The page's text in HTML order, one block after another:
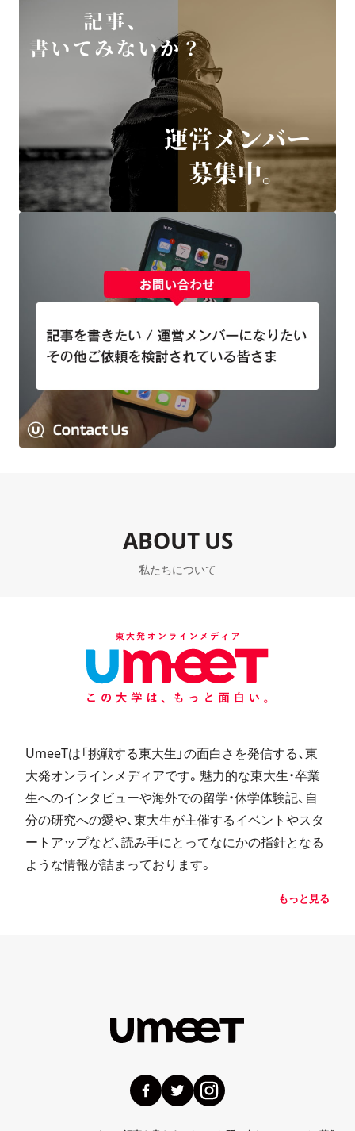
ABOUT US
私たちについて
UmeeTは「挑戦する東大生」の面白さを発信する、東
大発オンラインメディアです。魅力的な東大生・卒業
生へのインタビューや海外での留学・休学体験記、自
分の研究への愛や、東大生が主催するイベントやスタ
ートアップなど、読み手にとってなにかの指針となる
ような情報が詰まっております。
もっと見る